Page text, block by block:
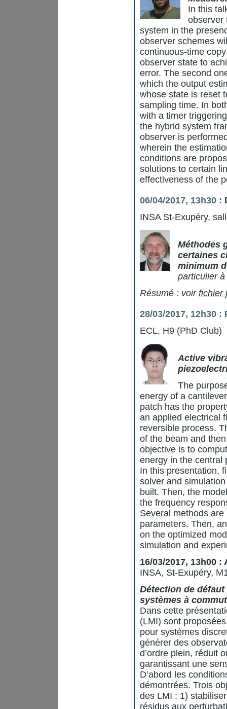
In this
observer
system in the
observer schemes
continuous-time
observer state to
error. The second
which the output
whose state is reset
sampling time. In
with a timer
the hybrid system
observer is
wherein the
conditions are
solutions to certain
effectiveness of the
06/04/2017, 13h30 :
INSA St-Exupéry,
Méthodes
certaines
minimum
particulier à
Résumé : voir fichier
28/03/2017, 12h30
ECL, H9 (PhD Club)
Active
The
energy of a
patch has the
an applied electrical
reversible process.
of the beam and
objective is to
energy in the central
In this presentation,
solver and
built. Then, the
the frequency
Several methods
parameters. Then,
on the optimized
simulation and
16/03/2017, 13h00 :
INSA, St-Exupéry,
Détection de
systèmes à
Dans cette
(LMI) sont
pour systèmes
générer des
d’ordre plein, réduit
garantissant une
D’abord les
démontrées. Trois
des LMI : 1)
résidus aux